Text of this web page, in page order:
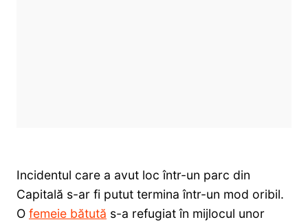
Incidentul care a avut loc într-un parc din
Capitală s-ar fi putut termina într-un mod oribil.
O femeie bătută s-a refugiat în mijlocul unor